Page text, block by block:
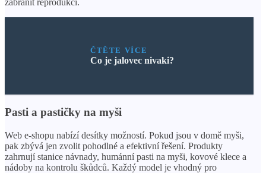
zabránit reprodukci.
ČTĚTE VÍCE
Co je jalovec nivaki?
Pasti a pastičky na myši
Web e-shopu nabízí desítky možností. Pokud jsou v domě myši,
pak zbývá jen zvolit pohodlné a efektivní řešení. Produkty
zahrnují stanice návnady, humánní pasti na myši, kovové klece a
nádoby na kontrolu škůdců. Každý model je vhodný pro